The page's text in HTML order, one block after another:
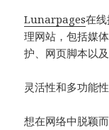
Lunarpages在
理网站，包括媒
护、网页脚本以及
灵活性和多功能性
想在网络中脱颖